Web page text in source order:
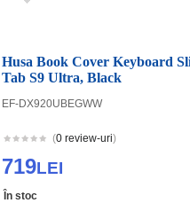
Husa Book Cover Keyboard
Tab S9 Ultra, Black
EF-DX920UBEGWW
(0 review-uri)
719LEI
În stoc